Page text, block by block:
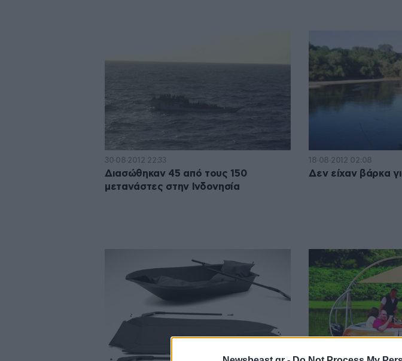
30·08·2012 22:33
Διασώθηκαν 45 από τους 150
μετανάστες στην Ινδονησία
18·08·2012 02:08
Δεν είχαν βάρκα